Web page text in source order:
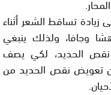
تساقط الشعر أثناء
وجافا، ولذلك ينبغي
نقص الحديد، لكي يصف
تعويض نقص الحديد من